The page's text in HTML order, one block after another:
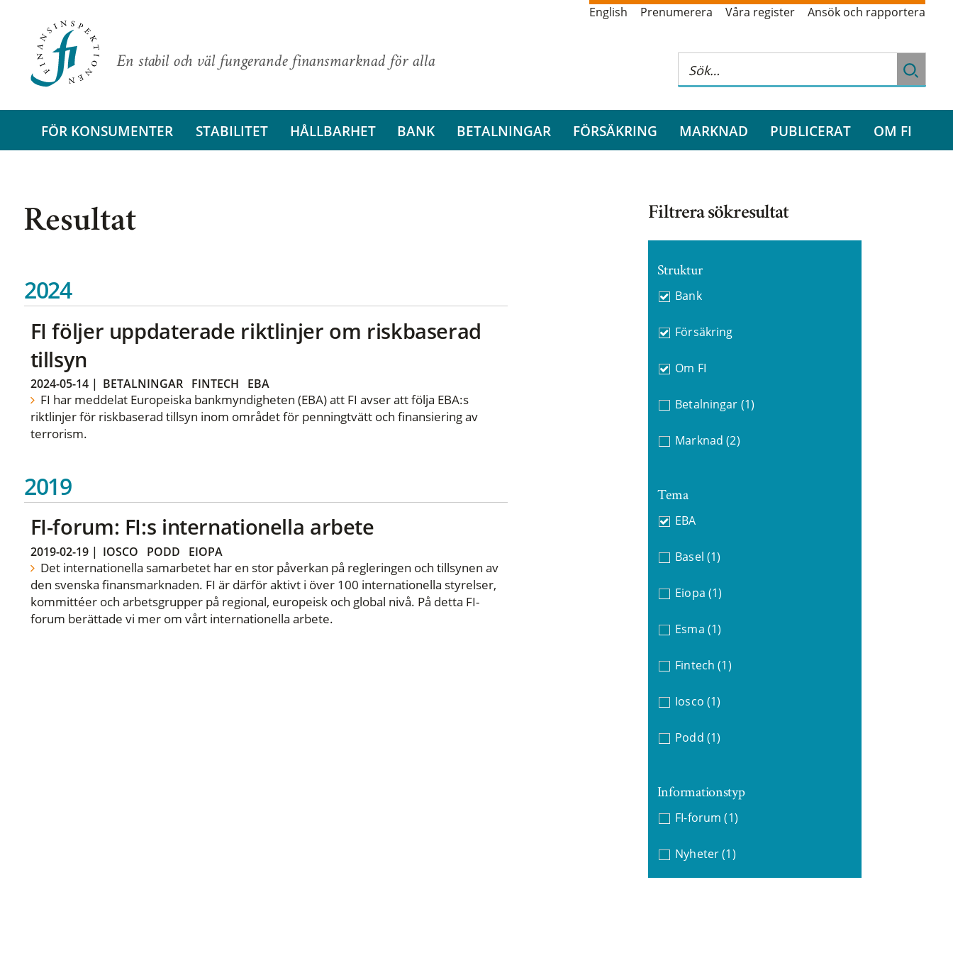
En stabil och väl fungerande finansmarknad för alla
English Prenumerera Våra register Ansök och rapportera
FÖR KONSUMENTER STABILITET HÅLLBARHET BANK BETALNINGAR FÖRSÄKRING MARKNAD PUBLICERAT OM FI
Resultat
2024
FI följer uppdaterade riktlinjer om riskbaserad
tillsyn
2024-05-14| BETALNINGAR FINTECH EBA
FI har meddelat Europeiska bankmyndigheten (EBA) att FI avser att följa EBA:s
riktlinjer för riskbaserad tillsyn inom området för penningtvätt och finansiering av
terrorism.
2019
FI-forum: FI:s internationella arbete
2019-02-19| IOSCO PODD EIOPA
Det internationella samarbetet har en stor påverkan på regleringen och tillsynen av
den svenska finansmarknaden. FI är därför aktivt i över 100 internationella styrelser,
kommittéer och arbetsgrupper på regional, europeisk och global nivå. På detta FI-
forum berättade vi mer om vårt internationella arbete.
Filtrera sökresultat
Struktur
Bank
Försäkring
Om FI
Betalningar (1)
Marknad (2)
Tema
EBA
Basel (1)
Eiopa (1)
Esma (1)
Fintech (1)
Iosco (1)
Podd (1)
Informationstyp
FI-forum (1)
Nyheter (1)